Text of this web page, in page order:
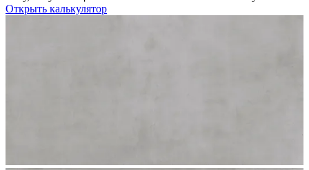
Открыть калькулятор